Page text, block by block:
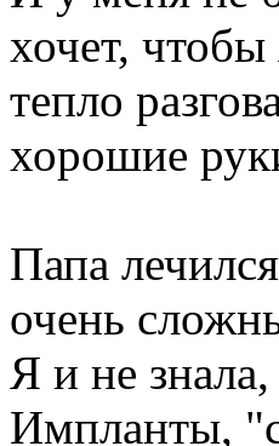
хочет,
тепло
хорошие
Папа
очень
Я и не
Импланты,